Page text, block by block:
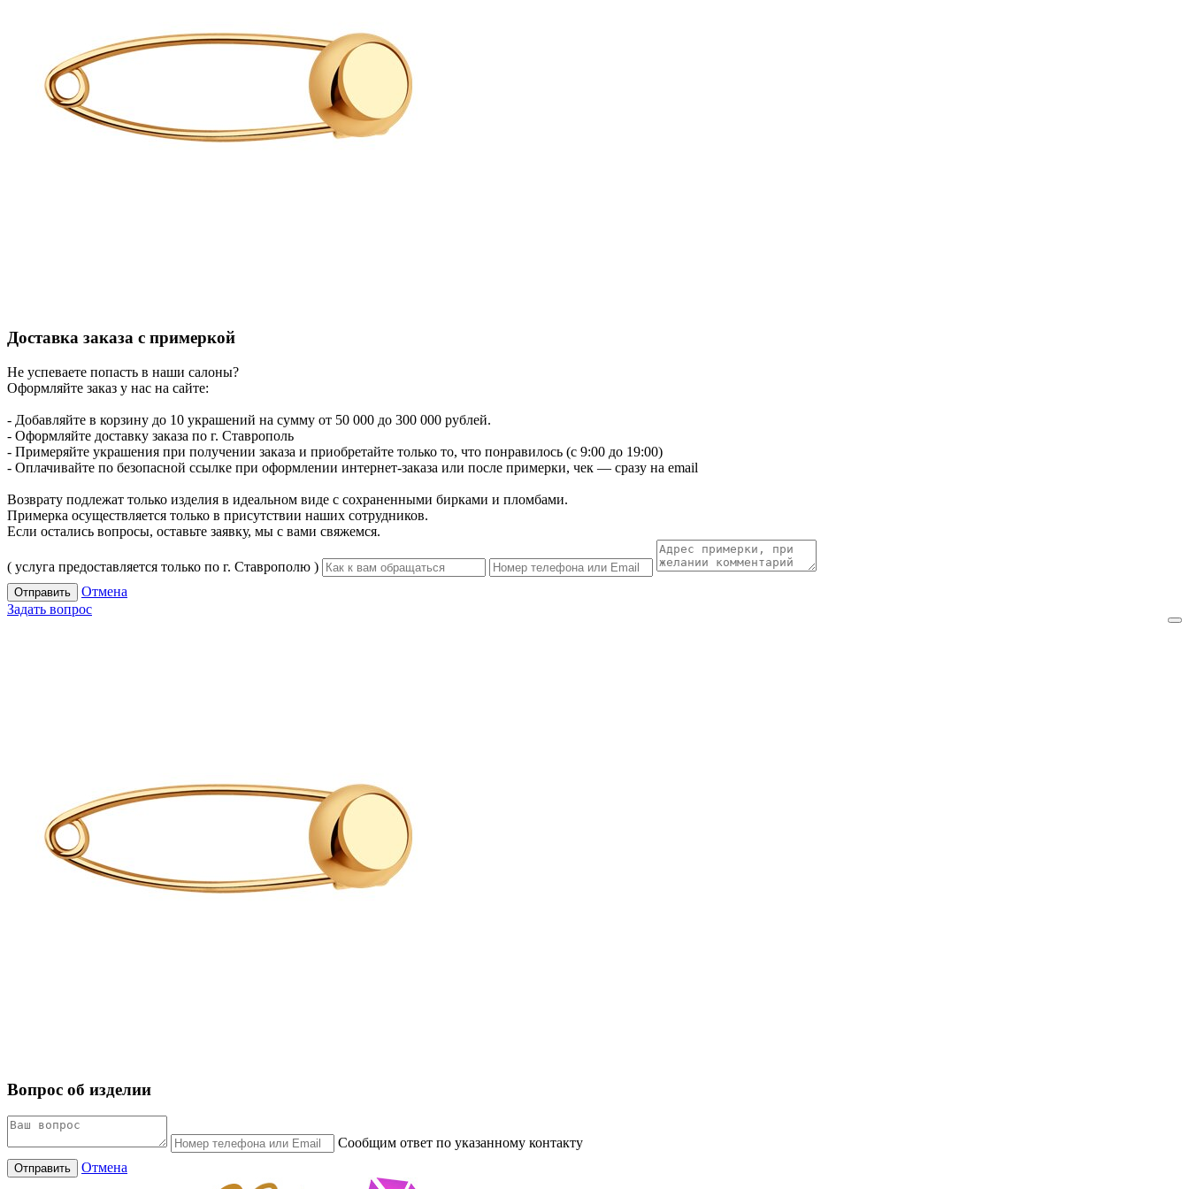
Доставка заказа с примеркой
Не успеваете попасть в наши салоны?
Оформляйте заказ у нас на сайте:
- Добавляйте в корзину до 10 украшений на сумму от 50 000 до 300 000 рублей.
- Оформляйте доставку заказа по г. Ставрополь
- Примеряйте украшения при получении заказа и приобретайте только то, что понравилось (с 9:00 до 19:00)
- Оплачивайте по безопасной ссылке при оформлении интернет-заказа или после примерки, чек — сразу на email
Возврату подлежат только изделия в идеальном виде с сохраненными бирками и пломбами.
Примерка осуществляется только в присутствии наших сотрудников.
Если остались вопросы, оставьте заявку, мы с вами свяжемся.
( услуга предоставляется только по г. Ставрополю )
Отправить
Отмена
Задать вопрос
Вопрос об изделии
Сообщим ответ по указанному контакту
Отправить Отмена